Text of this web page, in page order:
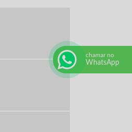
chamar no
WhatsApp